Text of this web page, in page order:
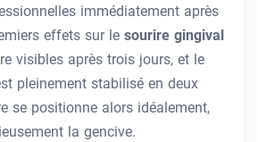
immédiatement après
effets sur le sourire gingival
visibles après trois jours, et le
pleinement stabilisé en deux
se positionne alors idéalement,
la gencive.